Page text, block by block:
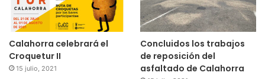
Calahorra celebrará el
Croquetur II
15 julio, 2021
Concluidos los trabajos
de reposición del
asfaltado de Calahorra